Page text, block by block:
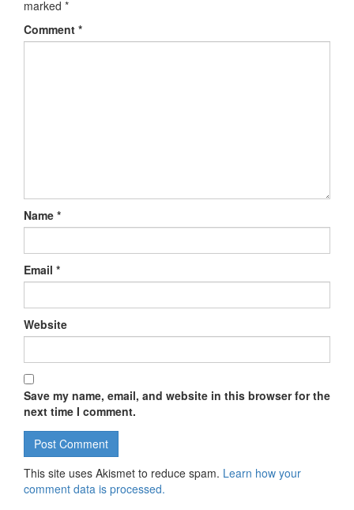
marked *
Comment *
Name *
Email *
Website
Save my name, email, and website in this browser for the
next time I comment.
This site uses Akismet to reduce spam. Learn how your
comment data is processed.